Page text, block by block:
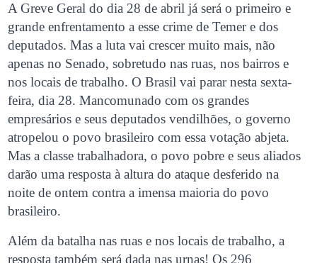
A Greve Geral do dia 28 de abril já será o primeiro e
grande enfrentamento a esse crime de Temer e dos
deputados. Mas a luta vai crescer muito mais, não
apenas no Senado, sobretudo nas ruas, nos bairros e
nos locais de trabalho. O Brasil vai parar nesta sexta-
feira, dia 28. Mancomunado com os grandes
empresários e seus deputados vendilhões, o governo
atropelou o povo brasileiro com essa votação abjeta.
Mas a classe trabalhadora, o povo pobre e seus aliados
darão uma resposta à altura do ataque desferido na
noite de ontem contra a imensa maioria do povo
brasileiro.
Além da batalha nas ruas e nos locais de trabalho, a
resposta também será dada nas urnas! Os 296